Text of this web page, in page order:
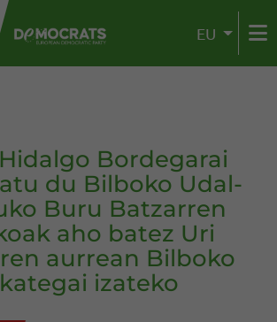
EU
Bordegarai
du Bilboko Udal-
Buru Batzarren
aho batez Uri
aurrean Bilboko
izateko